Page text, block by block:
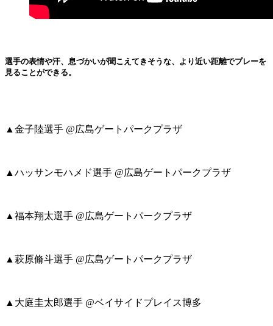
選手の表情や汗、息づかいが聞こえてきそうな、より近い距離でプレーを
見ることができる。
▲金子陸選手 @広島ゲートパークプラザ
▲ハッサンモハメド選手 @広島ゲートパークプラザ
▲福本翔太選手 @広島ゲートパークプラザ
▲萩原脩斗選手 @広島ゲートパークプラザ
▲大庭圭太郎選手 @ベイサイドプレイス博多